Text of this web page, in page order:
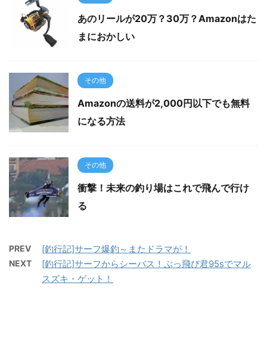
あのリールが20万？30万？Amazonはた
まにおかしい
その他
Amazonの送料が2,000円以下でも無料
になる方法
その他
衝撃！未来の釣り場はこれで飛んで行け
る
PREV [釣行記]サーフ爆釣～またドラマが！
NEXT
[釣行記]サーフからシーバス！ぶっ飛び君95sでマル
スズキ・ゲット！